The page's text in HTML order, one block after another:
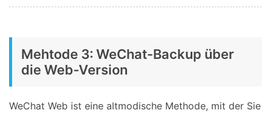
Mehtode 3: WeChat-Backup über
die Web-Version
WeChat Web ist eine altmodische Methode, mit der Sie